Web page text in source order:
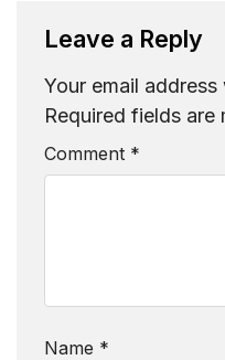
Leave a Reply
Your email
Required fields are
Comment *
Name *